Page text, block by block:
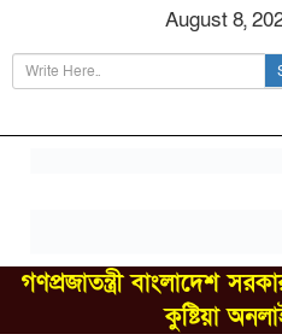
August 8,
গণপ্রজাতন্ত্রী বাংলাদেশ
কুষ্টিয়া